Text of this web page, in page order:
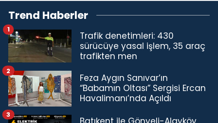
Trend Haberler
Trafik denetimleri: 430
sürücüye yasal işlem, 35 araç
trafikten men
1
Feza Aygın Sanıvar’ın
“Babamın Oltası” Sergisi Ercan
Havalimanı’nda Açıldı
2
3